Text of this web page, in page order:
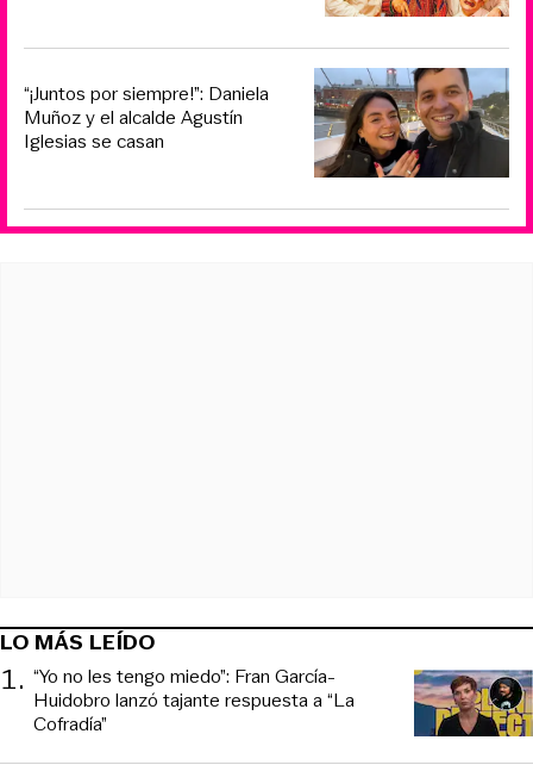
“¡Juntos por siempre!”: Daniela
Muñoz y el alcalde Agustín
Iglesias se casan
LO MÁS LEÍDO
1. “Yo no les tengo miedo”: Fran García-
Huidobro lanzó tajante respuesta a “La
Cofradía”